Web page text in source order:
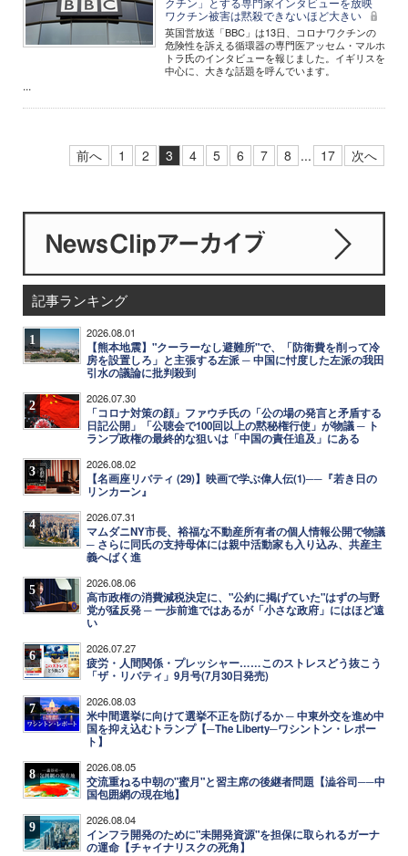
ワクチン被害は黙殺できないほど大きい
英国営放送「BBC」は13日、コロナワクチンの
危険性を訴える循環器の専門医アッセム・マルホ
トラ氏のインタビューを報じました。イギリスを
中心に、大きな話題を呼んでいます。
...
前へ 1 2 3 4 5 6 7 8 ... 17 次へ
記事ランキング
1 2026.08.01
【熊本地震】"クーラーなし避難所"で、「防衛費を削って冷
房を設置しろ」と主張する左派 ─ 中国に忖度した左派の我田
引水の議論に批判殺到
2 2026.07.30
「コロナ対策の顔」ファウチ氏の「公の場の発言と矛盾する
日記公開」「公聴会で100回以上の黙秘権行使」が物議 ─ ト
ランプ政権の最終的な狙いは「中国の責任追及」にある
3 2026.08.02
【名画座リバティ (29)】映画で学ぶ偉人伝(1)──『若き日の
リンカーン』
4 2026.07.31
マムダニNY市長、裕福な不動産所有者の個人情報公開で物議
─ さらに同氏の支持母体には親中活動家も入り込み、共産主
義へばく進
5 2026.08.06
高市政権の消費減税決定に、"公約に掲げていた"はずの与野
党が猛反発 ─ 一歩前進ではあるが「小さな政府」にはほど遠
い
6 2026.07.27
疲労・人間関係・プレッシャー……このストレスどう抜こう
「ザ・リバティ」9月号(7月30日発売)
7 2026.08.03
米中間選挙に向けて選挙不正を防げるか ─ 中東外交を進め中
国を抑え込むトランプ【─The Liberty─ワシントン・レポー
ト】
8 2026.08.05
交流重ねる中朝の"蜜月"と習主席の後継者問題【澁谷司──中
国包囲網の現在地】
9 2026.08.04
インフラ開発のために"未開発資源"を担保に取られるガーナ
の運命【チャイナリスクの死角】